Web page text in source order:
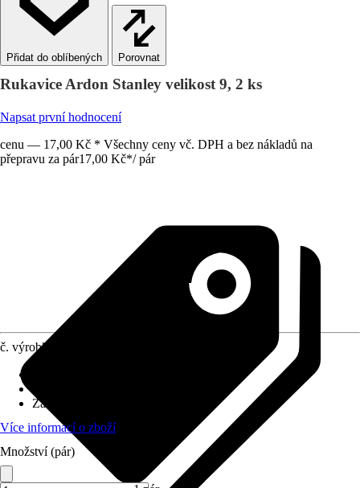
Porovnat
Rukavice Ardon Stanley velikost 9, 2 ks
Napsat první hodnocení
cenu — 17,00 Kč * Všechny ceny vč. DPH a bez nákladů na
přepravu za pár17,00 Kč*/ pár
č. výrobku
Základní barva
Více informací o zboží
Množství (pár)